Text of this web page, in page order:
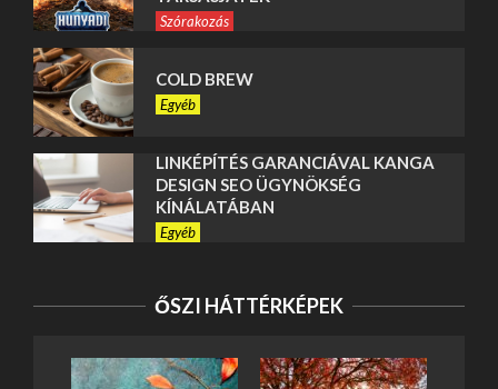
Szórakozás
COLD BREW
Egyéb
LINKÉPÍTÉS GARANCIÁVAL KANGA
DESIGN SEO ÜGYNÖKSÉG
KÍNÁLATÁBAN
Egyéb
ÁLTAL
ŐSZI HÁTTÉRKÉPEK